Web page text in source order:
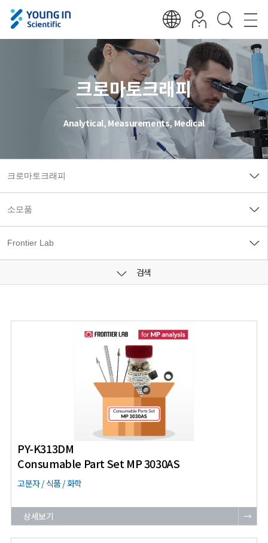
크로마토크래피
Analytical, Measurements, Medical
검색
PY-K313DM
Consumable Part Set MP 3030AS
고분자 / 식품 / 화학
상세보기 →